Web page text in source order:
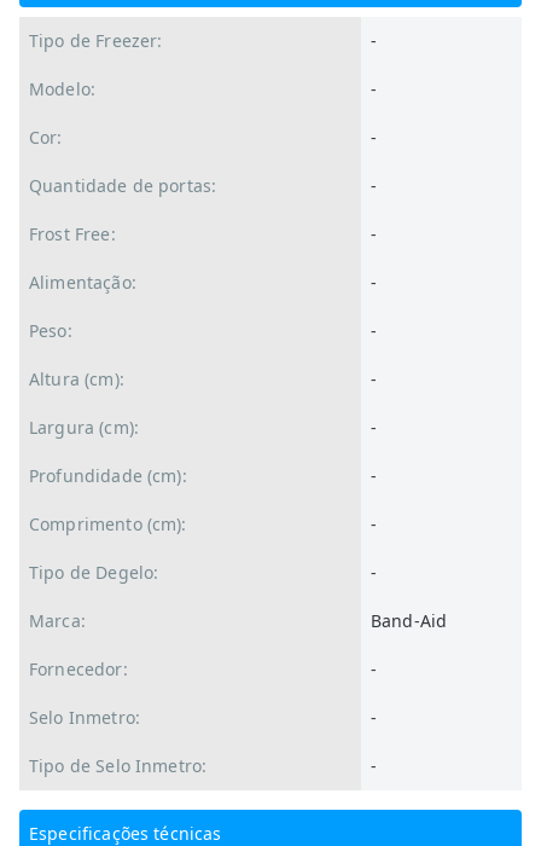
Tipo de Freezer: -
Modelo: -
Cor: -
Quantidade de portas: -
Frost Free: -
Alimentação: -
Peso: -
Altura (cm): -
Largura (cm): -
Profundidade (cm): -
Comprimento (cm): -
Tipo de Degelo: -
Marca: Band-Aid
Fornecedor: -
Selo Inmetro: -
Tipo de Selo Inmetro: -
Especificações técnicas